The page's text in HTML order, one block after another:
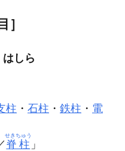
はしら
柱 ・ 石柱 ・ 鉄柱 ・ 電
脊柱
せきちゅう
」